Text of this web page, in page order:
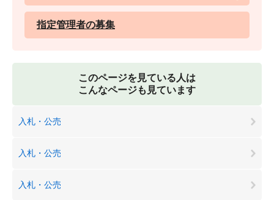
指定管理者の募集
このページを見ている人は
こんなページも見ています
入札・公売
入札・公売
入札・公売